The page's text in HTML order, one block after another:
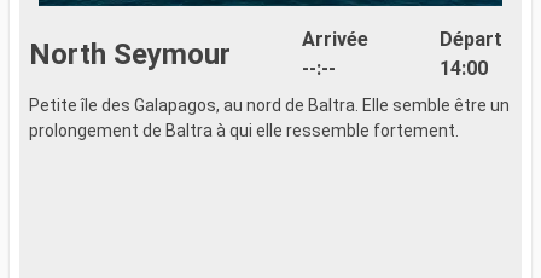
North Seymour
Arrivée
--:--
Départ
14:00
Petite île des Galapagos, au nord de Baltra. Elle semble être un
prolongement de Baltra à qui elle ressemble fortement.